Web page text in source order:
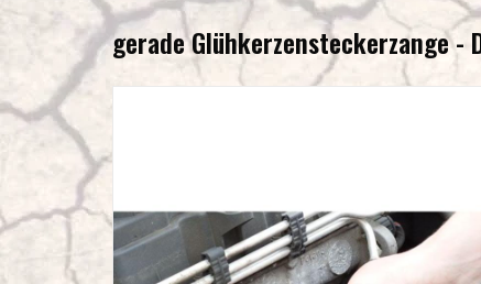
gerade Glühkerzensteckerzange -